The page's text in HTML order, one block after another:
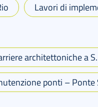
Lavori di
architettoniche a
ponti – Ponte